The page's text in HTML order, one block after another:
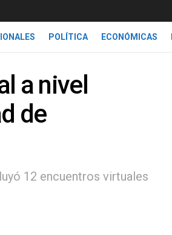
POLÍTICA ECONÓMICAS
a nivel
de
12 encuentros virtuales